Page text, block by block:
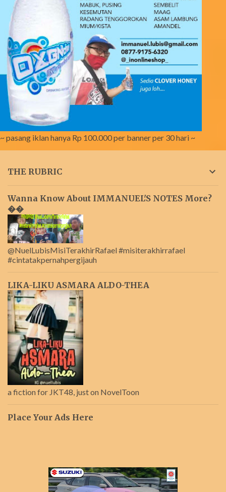
~ pasang iklan hanya Rp 100.000 per banner per 30 hari ~
THE RUBRIC
Wanna Know About IMMANUEL'S NOTES More?
��
@NuelLubisMisiTerakhirRafael #misiterakhirrafael
#cintatakpernahpergijauh
LIKA-LIKU ASMARA ALDO-THEA
a fiction for JKT48, just on NovelToon
Place Your Ads Here